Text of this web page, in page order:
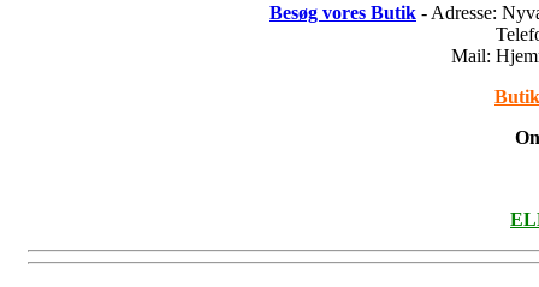
Besøg vores Butik - Adresse:
Mail: